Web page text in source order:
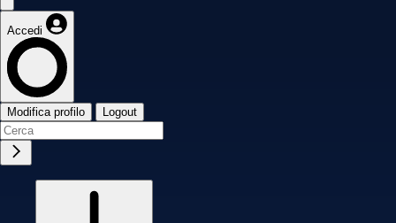
Accedi
Modifica profilo Logout